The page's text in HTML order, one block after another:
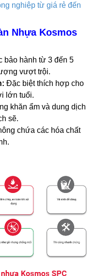
nghiệp từ giá rẻ đến
Nhựa Kosmos
bảo hành từ 3 đến 5
vượt trội.
Đặc biệt thích hợp cho
lớn tuổi.
khăn ẩm và dung dịch
sẽ.
chứa các hóa chất